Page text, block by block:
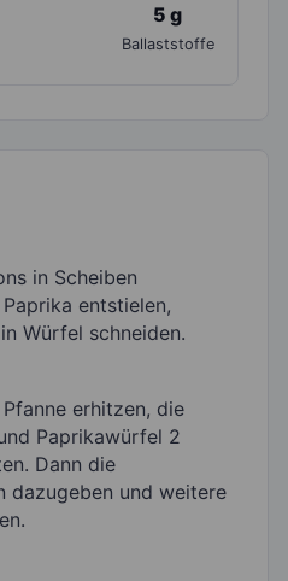
5 g
Ballaststoffe
in Scheiben
entstielen,
Würfel schneiden.
erhitzen, die
Paprikawürfel 2
Dann die
dazugeben und weitere